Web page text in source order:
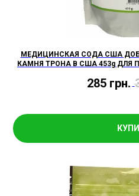
МЕДИЦИНСКАЯ СОДА США
КАМНЯ ТРОНА В США 453g ДЛЯ
285 грн.